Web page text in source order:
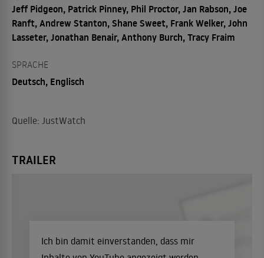
Jeff Pidgeon, Patrick Pinney, Phil Proctor, Jan Rabson, Joe
Ranft, Andrew Stanton, Shane Sweet, Frank Welker, John
Lasseter, Jonathan Benair, Anthony Burch, Tracy Fraim
SPRACHE
Deutsch, Englisch
Quelle: JustWatch
TRAILER
Ich bin damit einverstanden, dass mir